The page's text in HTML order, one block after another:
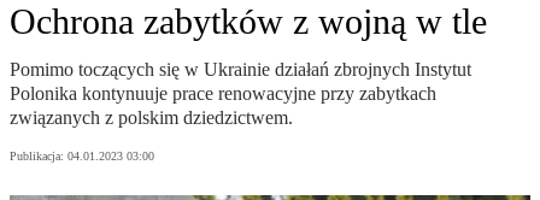
Ochrona zabytków z wojną w tle
Pomimo toczących się w Ukrainie działań zbrojnych Instytut
Polonika kontynuuje prace renowacyjne przy zabytkach
związanych z polskim dziedzictwem.
Publikacja: 04.01.2023 03:00